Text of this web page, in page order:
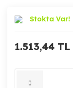
Stokta Var!
1.513,44 TL